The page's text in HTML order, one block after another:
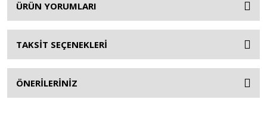
ÜRÜN YORUMLARI
TAKSİT SEÇENEKLERİ
ÖNERİLERİNİZ